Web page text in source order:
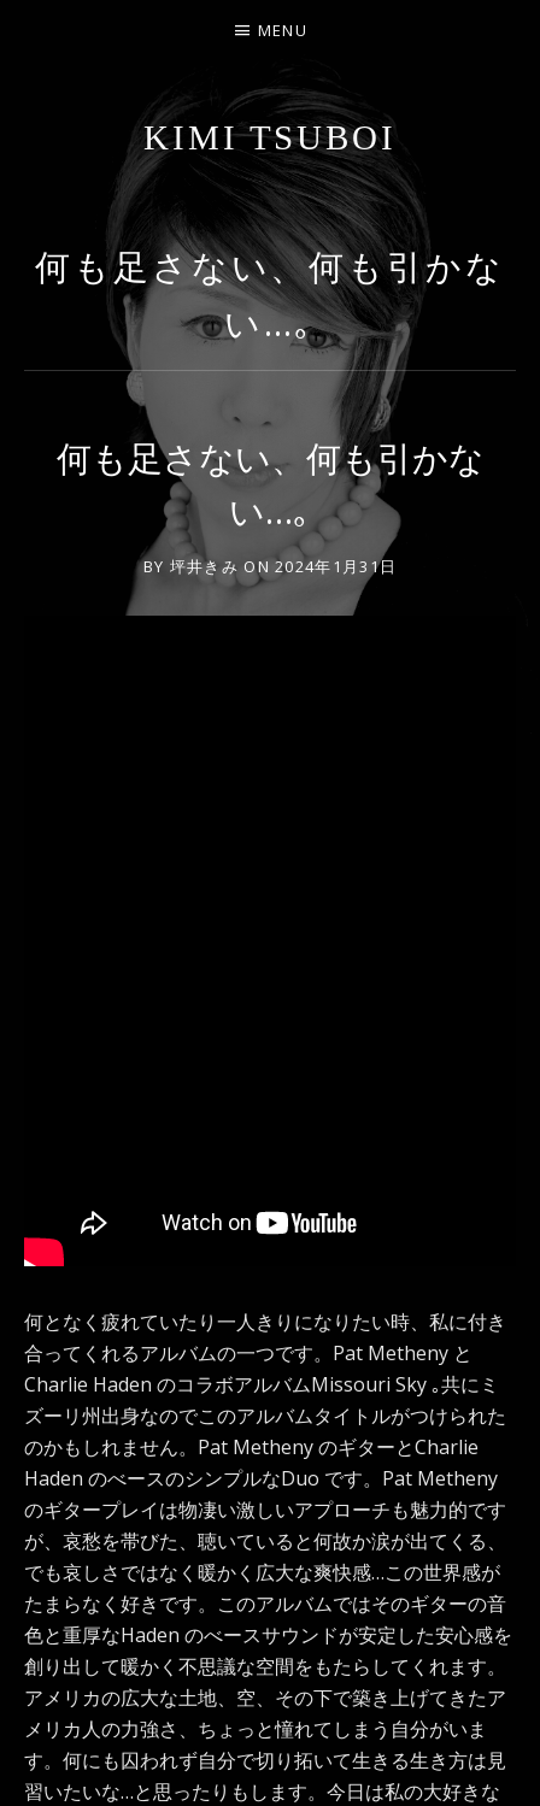
KIMI TSUBOI
名古屋のJAZZ PIANIST
MENU
何も足さない、何も引かな
い…｡
何も足さない、何も引かな
い…｡
BY 坪井きみ ON 2024年1月31日
何となく疲れていたり一人きりになりたい時、私に付き
合ってくれるアルバムの一つです。Pat Metheny と
Charlie Haden のコラボアルバムMissouri Sky ｡共にミ
ズーリ州出身なのでこのアルバムタイトルがつけられた
のかもしれません。Pat Metheny のギターとCharlie
Haden のべースのシンプルなDuo です。Pat Metheny
のギタープレイは物凄い激しいアプローチも魅力的です
が、哀愁を帯びた、聴いていると何故か涙が出てくる、
でも哀しさではなく暖かく広大な爽快感…この世界感が
たまらなく好きです。このアルバムではそのギターの音
色と重厚なHaden のべースサウンドが安定した安心感を
創り出して暖かく不思議な空間をもたらしてくれます。
アメリカの広大な土地、空、その下で築き上げてきたア
メリカ人の力強さ、ちょっと憧れてしまう自分がいま
す。何にも囚われず自分で切り拓いて生きる生き方は見
習いたいな…と思ったりもします。今日は私の大好きな